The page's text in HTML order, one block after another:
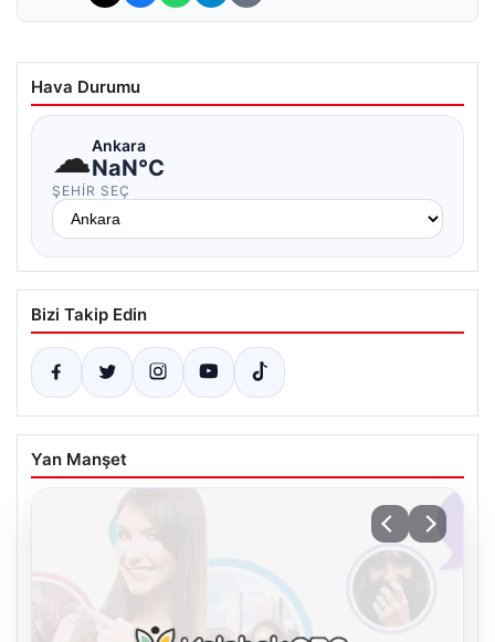
Hava Durumu
☁Ankara
NaN°C
ŞEHIR SEÇ
Bizi Takip Edin
Yan Manşet